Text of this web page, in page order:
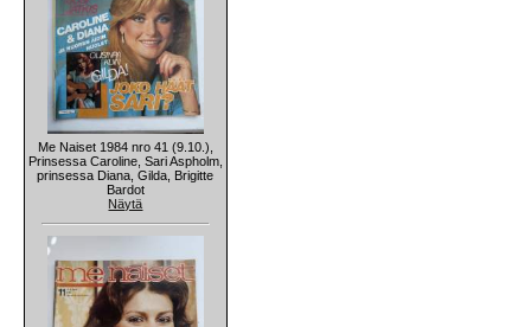
Me Naiset 1984 nro 41 (9.10.),
Prinsessa Caroline, Sari Aspholm,
prinsessa Diana, Gilda, Brigitte
Bardot
Näytä